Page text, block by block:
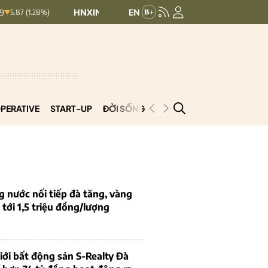
HNXINDEX:292.64 8.56 (2.84%) UPCOMINDEX:
START-UP ĐỜI SỐNG PODCAST
nước nối tiếp đà tăng, vàng
1,5 triệu đồng/lượng
bất động sản S-Realty Đà